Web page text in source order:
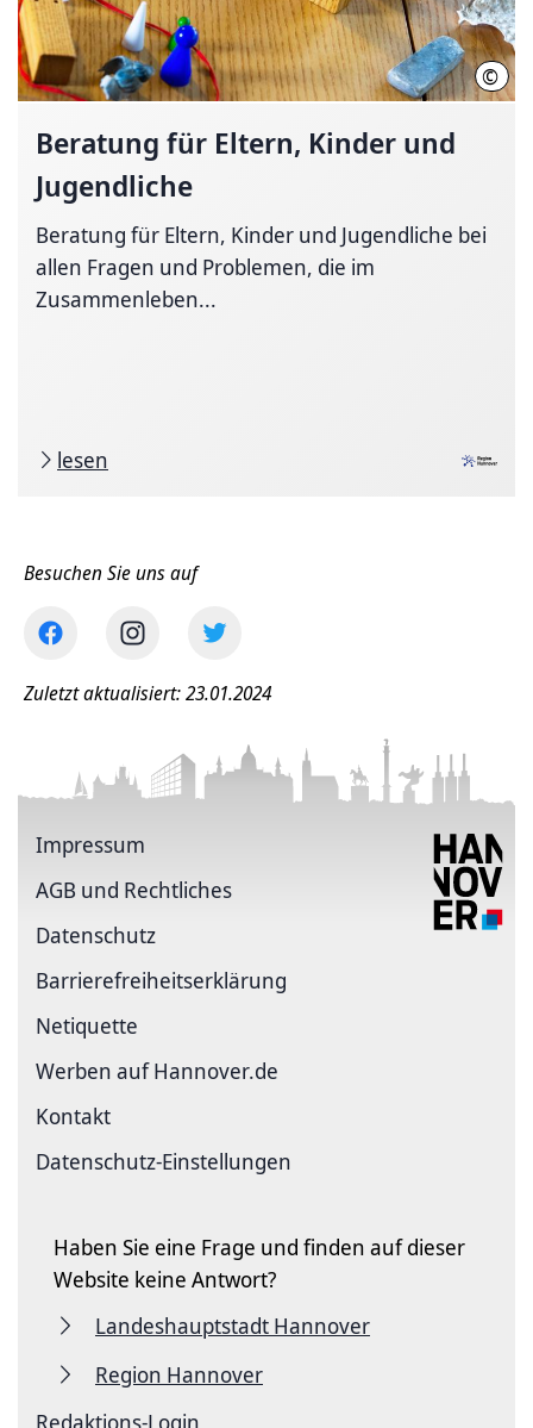
©
Beratung für Eltern, Kinder und
Jugendliche
Beratung für Eltern, Kinder und Jugendliche bei
allen Fragen und Problemen, die im
Zusammenleben...
lesen
Besuchen Sie uns auf
Zuletzt aktualisiert: 23.01.2024
Impressum
AGB und Rechtliches
Datenschutz
Barriere­freiheits­erklärung
Netiquette
Werben auf Hannover.de
Kontakt
Datenschutz-Einstellungen
Haben Sie eine Frage und finden auf dieser
Website keine Antwort?
Landeshauptstadt Hannover
Region Hannover
Redaktions-Login